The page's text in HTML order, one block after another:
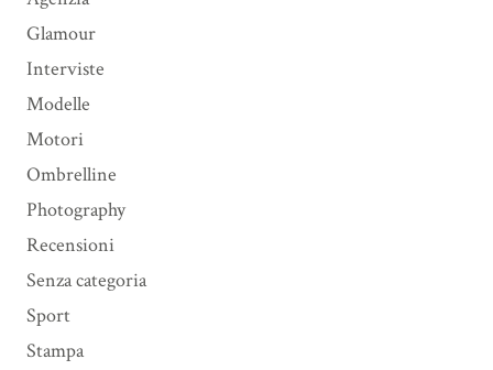
Glamour
Interviste
Modelle
Motori
Ombrelline
Photography
Recensioni
Senza categoria
Sport
Stampa